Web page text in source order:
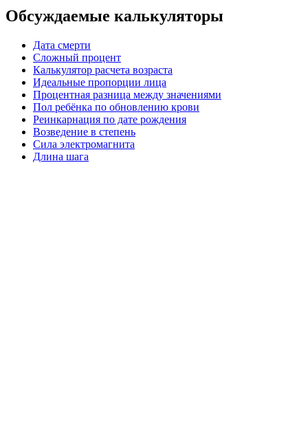
Обсуждаемые калькуляторы
Дата смерти
Сложный процент
Калькулятор расчета возраста
Идеальные пропорции лица
Процентная разница между значениями
Пол ребёнка по обновлению крови
Реинкарнация по дате рождения
Возведение в степень
Сила электромагнита
Длина шага